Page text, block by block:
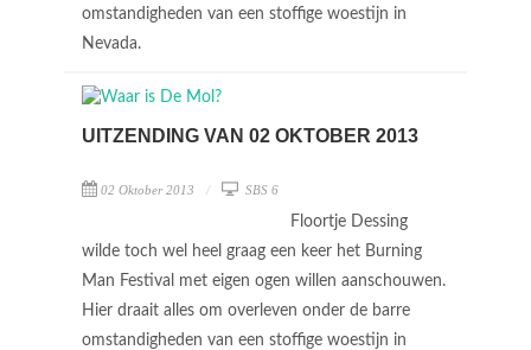
omstandigheden van een stoffige woestijn in
Nevada.
UITZENDING VAN 02 OKTOBER 2013
02 Oktober 2013 SBS 6
Floortje Dessing
wilde toch wel heel graag een keer het Burning
Man Festival met eigen ogen willen aanschouwen.
Hier draait alles om overleven onder de barre
omstandigheden van een stoffige woestijn in